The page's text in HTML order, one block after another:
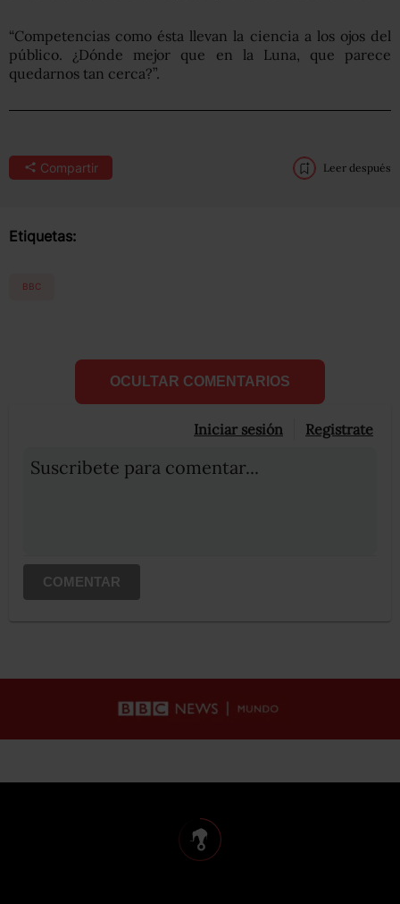
“Competencias como ésta llevan la ciencia a los ojos del
público. ¿Dónde mejor que en la Luna, que parece
quedarnos tan cerca?”.
Compartir Leer después
Etiquetas:
BBC
OCULTAR COMENTARIOS
Iniciar sesión Registrate
Suscribete para comentar...
COMENTAR